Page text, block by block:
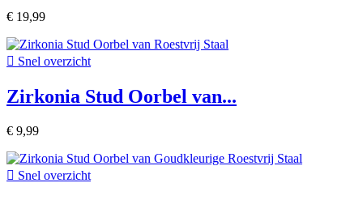
€ 19,99
 Snel overzicht
Zirkonia Stud Oorbel van...
€ 9,99
 Snel overzicht